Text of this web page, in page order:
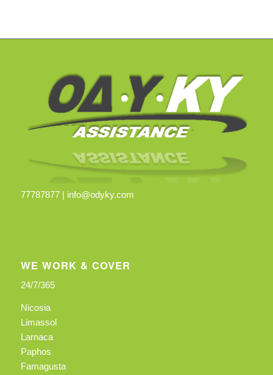
77787877 | info@odyky.com
WE WORK & COVER
24/7/365
Nicosia
Limassol
Larnaca
Paphos
Famagusta